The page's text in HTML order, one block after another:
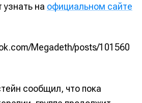
узнать на официальном сайте
Megadeth/posts/101560
сообщил, что пока